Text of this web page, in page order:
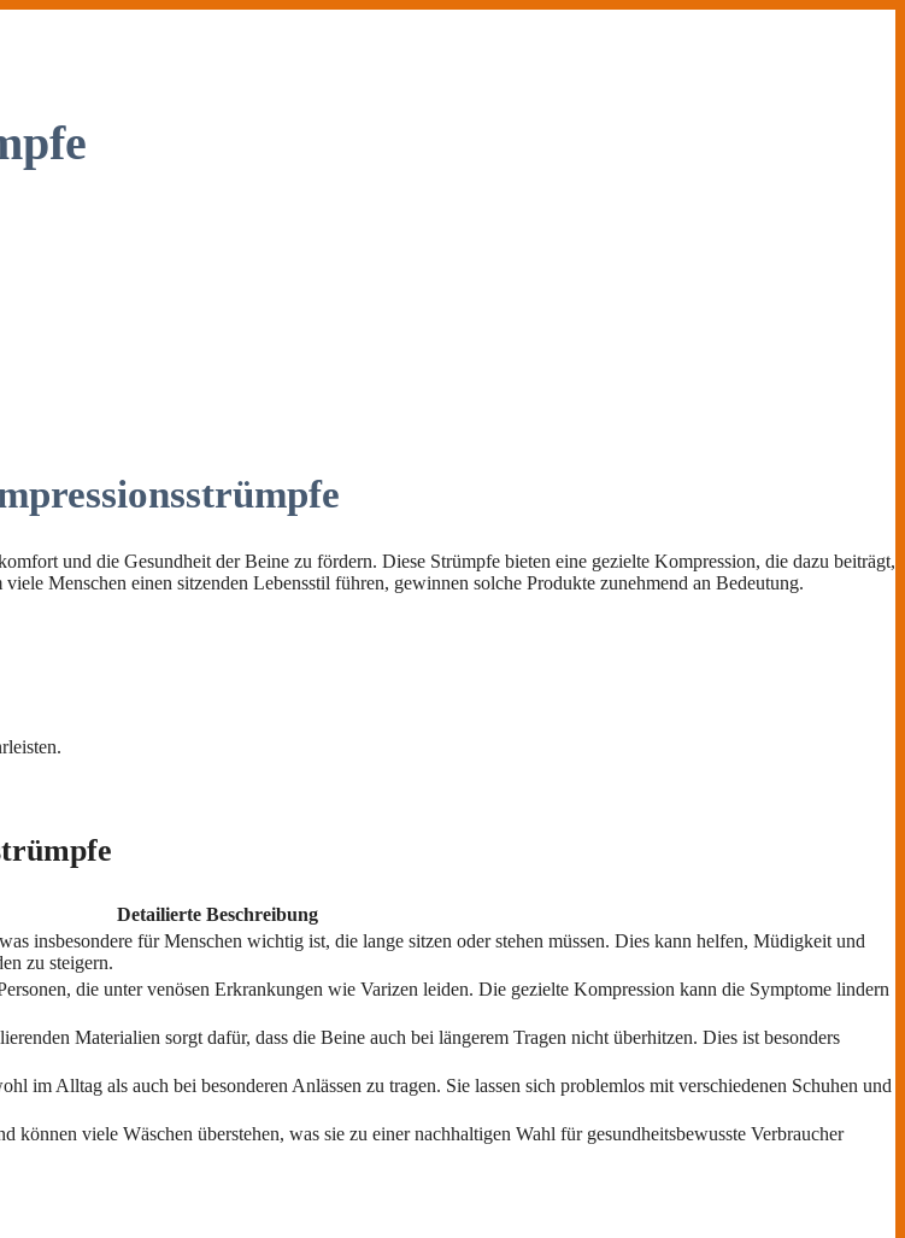
und die Gesundheit der Beine zu fördern. Diese Strümpfe bieten eine gezielte Kompression, die dazu beiträgt,
Menschen einen sitzenden Lebensstil führen, gewinnen solche Produkte zunehmend an Bedeutung.
Detailierte Beschreibung
insbesondere für Menschen wichtig ist, die lange sitzen oder stehen müssen. Dies kann helfen, Müdigkeit und
zu steigern.
die unter venösen Erkrankungen wie Varizen leiden. Die gezielte Kompression kann die Symptome lindern
Materialien sorgt dafür, dass die Beine auch bei längerem Tragen nicht überhitzen. Dies ist besonders
im Alltag als auch bei besonderen Anlässen zu tragen. Sie lassen sich problemlos mit verschiedenen Schuhen und
viele Wäschen überstehen, was sie zu einer nachhaltigen Wahl für gesundheitsbewusste Verbraucher